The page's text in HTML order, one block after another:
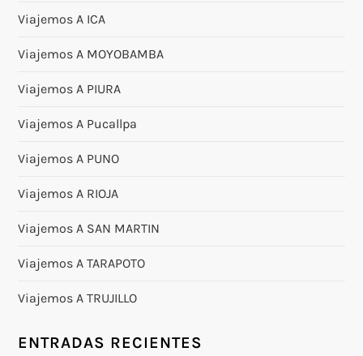
Viajemos A ICA
Viajemos A MOYOBAMBA
Viajemos A PIURA
Viajemos A Pucallpa
Viajemos A PUNO
Viajemos A RIOJA
Viajemos A SAN MARTIN
Viajemos A TARAPOTO
Viajemos A TRUJILLO
ENTRADAS RECIENTES